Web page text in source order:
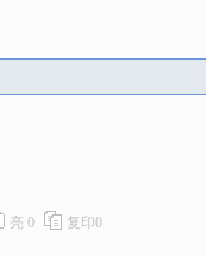
亮 0 复印0